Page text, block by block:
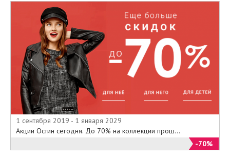
1 сентября 2019 - 1 января 2029
Акции Остин сегодня. До 70% на коллекции прош...
-70%